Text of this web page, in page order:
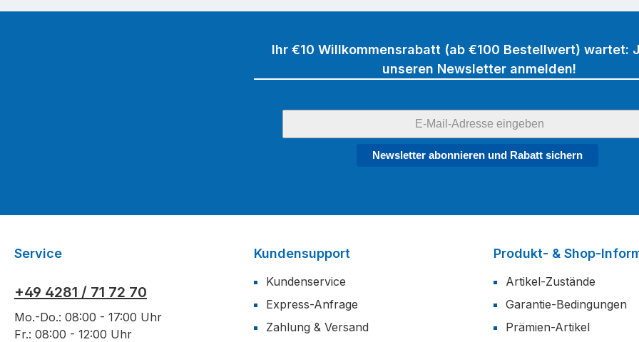
Ihr €10 Willkommensrabatt (ab €100 Bestellwert) wartet:
unseren Newsletter anmelden!
Newsletter abonnieren und Rabatt sichern
Service
+49 4281 / 71 72 70
Mo.-Do.: 08:00 - 17:00 Uhr
Fr.: 08:00 - 12:00 Uhr
Kundensupport
Kundenservice
Express-Anfrage
Zahlung & Versand
Produkt- & Shop-
Artikel-Zustände
Garantie-Bedingungen
Prämien-Artikel